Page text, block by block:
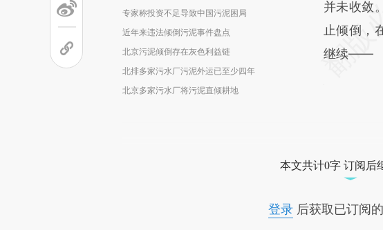
专家称投资不足导致中国污泥困局
近年来违法倾倒污泥事件盘点
北京污泥倾倒存在灰色利益链
北排多家污水厂污泥外运已至少四年
北京多家污水厂将污泥直倾耕地
并未收敛
止倾倒，
继续——
本文共计0字 订阅后
登录后获取已订阅